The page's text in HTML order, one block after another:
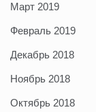
Март 2019
Февраль 2019
Декабрь 2018
Ноябрь 2018
Октябрь 2018